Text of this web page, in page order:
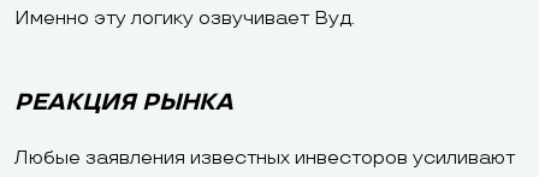
Именно эту логику озвучивает Вуд.
РЕАКЦИЯ РЫНКА
Любые заявления известных инвесторов усиливают